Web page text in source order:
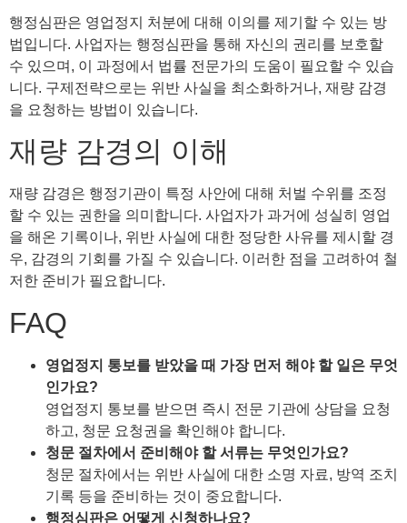
행정심판은 영업정지 처분에 대해 이의를 제기할 수 있는 방
법입니다. 사업자는 행정심판을 통해 자신의 권리를 보호할
수 있으며, 이 과정에서 법률 전문가의 도움이 필요할 수 있습
니다. 구제전략으로는 위반 사실을 최소화하거나, 재량 감경
을 요청하는 방법이 있습니다.
재량 감경의 이해
재량 감경은 행정기관이 특정 사안에 대해 처벌 수위를 조정
할 수 있는 권한을 의미합니다. 사업자가 과거에 성실히 영업
을 해온 기록이나, 위반 사실에 대한 정당한 사유를 제시할 경
우, 감경의 기회를 가질 수 있습니다. 이러한 점을 고려하여 철
저한 준비가 필요합니다.
FAQ
영업정지 통보를 받았을 때 가장 먼저 해야 할 일은 무엇
인가요?
영업정지 통보를 받으면 즉시 전문 기관에 상담을 요청
하고, 청문 요청권을 확인해야 합니다.
청문 절차에서 준비해야 할 서류는 무엇인가요?
청문 절차에서는 위반 사실에 대한 소명 자료, 방역 조치
기록 등을 준비하는 것이 중요합니다.
행정심판은 어떻게 신청하나요?